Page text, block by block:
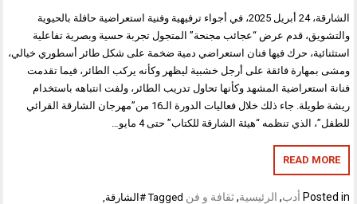
الشارقة، 24 أبريل 2025، في أجواء ترفيهية وفنية استعراضية حافلة بالحيوية
والتشويق، قدم عرض “عجائب مجنحة” المتجول تجربة حسية وبصرية تفاعلية
استثنائية، حرك فيها فنان استعراضي دمية ضخمة على شكل طائر أسطوري خيالي،
ومشى بمهارة فائقة على أرجل خشبية ليظهر وكأنه يركب الطائر، فيما تقدمت
فنانة استعراضية المشهد وكأنها تحاول تدريب الطائر، ولفت انتباهه باستخدام
ريشة طويلة. جاء ذلك خلال فعاليات الدورة الـ16 من”مهرجان الشارقة القرائي
للطفل”، الذي تنظمه “هيئة الشارقة للكتاب” حتى 4 مايو…
READ MORE
Posted in أدب, الرئيسية,ثقافة و فن Tagged #الشارقة